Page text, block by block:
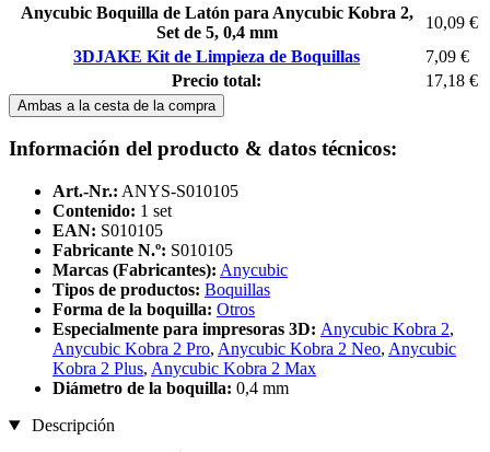
Anycubic Boquilla de Latón para Anycubic Kobra 2,
Set de 5, 0,4 mm
10,09 €
3DJAKE Kit de Limpieza de Boquillas
7,09 €
Precio total:
17,18 €
Ambas a la cesta de la compra
Información del producto & datos técnicos:
Art.-Nr.: ANYS-S010105
Contenido: 1 set
EAN: S010105
Fabricante N.º: S010105
Marcas (Fabricantes): Anycubic
Tipos de productos: Boquillas
Forma de la boquilla: Otros
Especialmente para impresoras 3D: Anycubic Kobra 2,
Anycubic Kobra 2 Pro, Anycubic Kobra 2 Neo, Anycubic
Kobra 2 Plus, Anycubic Kobra 2 Max
Diámetro de la boquilla: 0,4 mm
Descripción